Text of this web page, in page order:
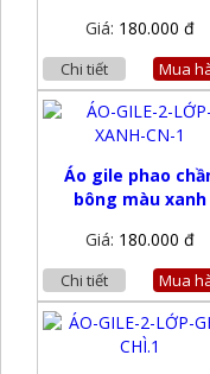
Giá: 180.000 đ
Chi tiết Mua
Áo gile phao
bông màu xanh
Giá: 180.000 đ
Chi tiết Mua